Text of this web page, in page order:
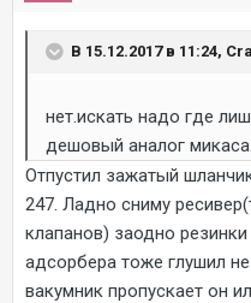
В 15.12.2017 в 11:24,
нет.искать надо где
дешовый аналог
Отпустил зажатый
247. Ладно сниму
клапанов) заодно
адсорбера тоже глушил
вакумник пропускает он